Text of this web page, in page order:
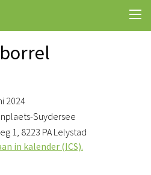
2024
Suydersee
1, 8223 PA Lelystad
in kalender (ICS).